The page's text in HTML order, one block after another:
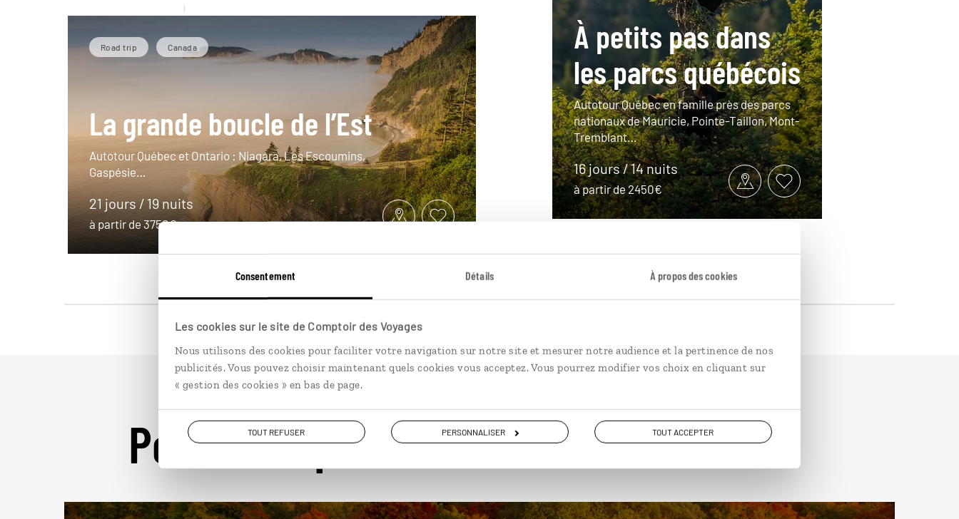
Consentement Détails À propos des cookies
Les cookies sur le site de Comptoir des Voyages
Nous utilisons des cookies pour faciliter votre navigation sur notre site et mesurer notre audience et la pertinence de nos
publicités. Vous pouvez choisir maintenant quels cookies vous acceptez. Vous pourrez modifier vos choix en cliquant sur
« gestion des cookies » en bas de page.
TOUT REFUSER PERSONNALISER TOUT ACCEPTER
Road trip Canada
La grande boucle de l’Est
Autotour Québec et Ontario : Niagara, Les Escoumins,
Gaspésie…
21 jours / 19 nuits
à partir de 3750€
À petits pas dans
les parcs québécois
Autotour Québec en famille près des parcs
nationaux de Mauricie, Pointe-Taillon, Mont-
Tremblant…
16 jours / 14 nuits
à partir de 2450€
Pour aller plus loin